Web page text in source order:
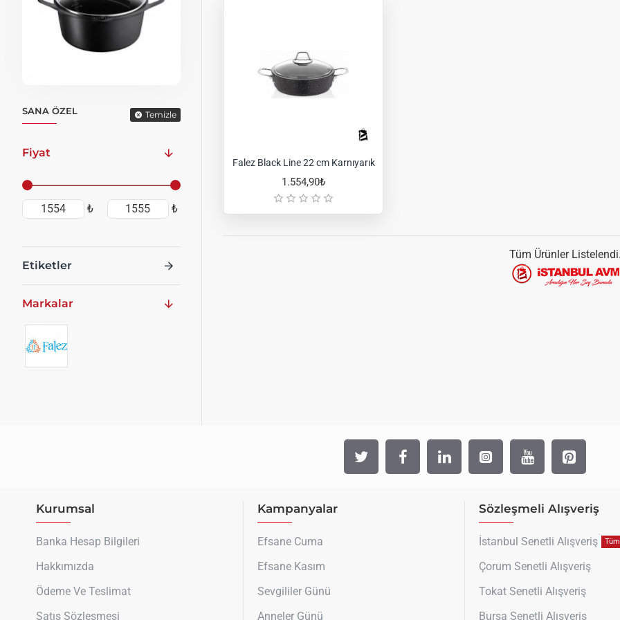
SANA ÖZEL Temizle
Fiyat
₺ ₺
Etiketler
Markalar
Falez Black Line 22 cm Karnıyarık
1.554,90₺
Tüm Ürünler
Kurumsal
Banka Hesap Bilgileri
Hakkımızda
Ödeme Ve Teslimat
Satış Sözleşmesi
Kampanyalar
Efsane Cuma
Efsane Kasım
Sevgililer Günü
Anneler Günü
Sözleşmeli Alışveriş
İstanbul Senetli Alışveriş
Çorum Senetli Alışveriş
Tokat Senetli Alışveriş
Bursa Senetli Alışveriş